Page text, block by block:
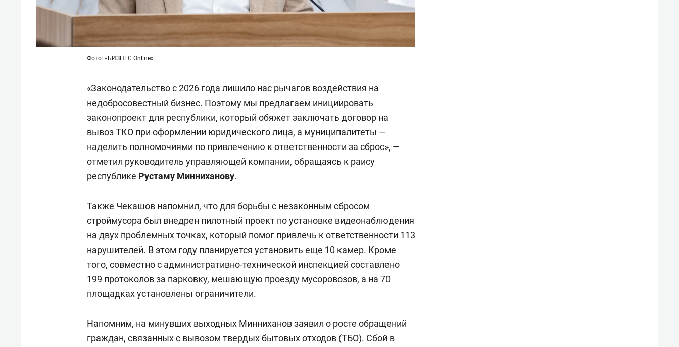
Фото: «БИЗНЕС Online»
«Законодательство с 2026 года лишило нас рычагов воздействия на
недобросовестный бизнес. Поэтому мы предлагаем инициировать
законопроект для республики, который обяжет заключать договор на
вывоз ТКО при оформлении юридического лица, а муниципалитеты —
наделить полномочиями по привлечению к ответственности за сброс», —
отметил руководитель управляющей компании, обращаясь к раису
республике Рустаму Минниханову.
Также Чекашов напомнил, что для борьбы с незаконным сбросом
строймусора был внедрен пилотный проект по установке видеонаблюдения
на двух проблемных точках, который помог привлечь к ответственности 113
нарушителей. В этом году планируется установить еще 10 камер. Кроме
того, совместно с административно-технической инспекцией составлено
199 протоколов за парковку, мешающую проезду мусоровозов, а на 70
площадках установлены ограничители.
Напомним, на минувших выходных Минниханов заявил о росте обращений
граждан, связанных с вывозом твердых бытовых отходов (ТБО). Сбой в